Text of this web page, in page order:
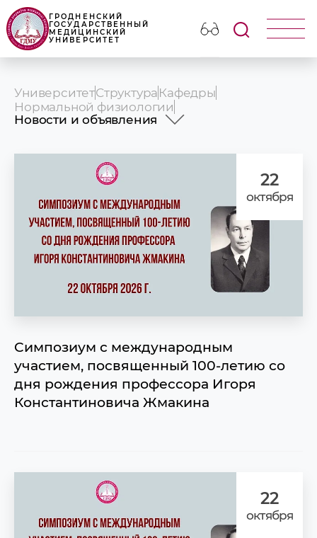
ГРОДНЕНСКИЙ
ГОСУДАРСТВЕННЫЙ
МЕДИЦИНСКИЙ
УНИВЕРСИТЕТ
УниверситетСтруктура Кафедры
Нормальной физиологии
Новости и объявления
Профессорско-преподавательский
Учебная работа
Магистратура / Master\'s course
Научная работа
Научная школа
Идеологическая и воспитательная
работа
исследовательская лаборатория
Олимпиада физиологических знаний
Конференции и семинары
Новости и объявления
22
октября
Cимпозиум с международным
участием, посвященный 100-летию со
дня рождения профессора Игоря
Константиновича Жмакина
22
октября